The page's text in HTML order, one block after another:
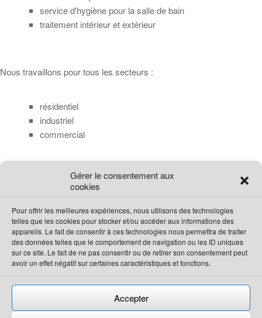
Gérer le consentement aux
cookies
Pour offrir les meilleures expériences, nous utilisons des technologies
telles que les cookies pour stocker et/ou accéder aux informations des
appareils. Le fait de consentir à ces technologies nous permettra de traiter
des données telles que le comportement de navigation ou les ID uniques
sur ce site. Le fait de ne pas consentir ou de retirer son consentement peut
avoir un effet négatif sur certaines caractéristiques et fonctions.
Accepter
service d'hygiène pour la salle de bain
traitement intérieur et extérieur
Nous travaillons pour tous les secteurs :
résidentiel
industriel
commercial
agroalimentaire
institutionnel
maritime
Tous droits réservés 2023
Permis : P 10213 – P 10214